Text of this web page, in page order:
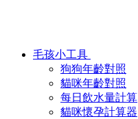
毛孩小工具
狗狗年齡對照
貓咪年齡對照
每日飲水量計算
貓咪懷孕計算器